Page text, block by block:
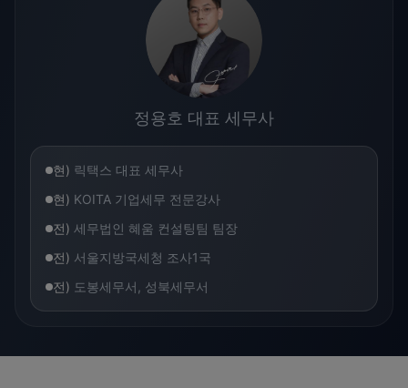
현) 릭택스 대표 세무사
현) KOITA 기업세무 전문강사
전) 세무법인 혜움 컨설팅팀 팀장
전) 서울지방국세청 조사1국
전) 도봉세무서, 성북세무서
정용호 대표 세무사